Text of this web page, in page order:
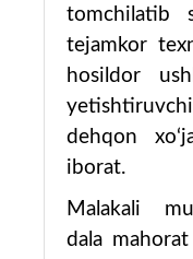
tomchilatib
tejamkor
hosildor
dehqon
iborat.
Malakali
dala